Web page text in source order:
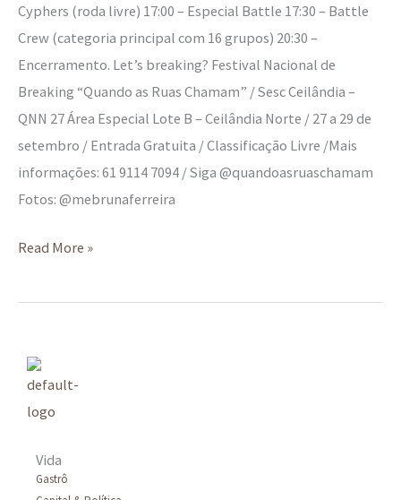
Cyphers (roda livre) 17:00 – Especial Battle 17:30 – Battle
Crew (categoria principal com 16 grupos) 20:30 –
Encerramento. Let’s breaking? Festival Nacional de
Breaking “Quando as Ruas Chamam” / Sesc Ceilândia –
QNN 27 Área Especial Lote B – Ceilândia Norte / 27 a 29 de
setembro / Entrada Gratuita / Classificação Livre /Mais
informações: 61 9114 7094 / Siga @quandoasruaschamam
Fotos: @mebrunaferreira
Read More »
Vida
Gastrô